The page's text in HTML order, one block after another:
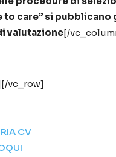
to care” si pubblicano
valutazione[/
vc_row]
CV